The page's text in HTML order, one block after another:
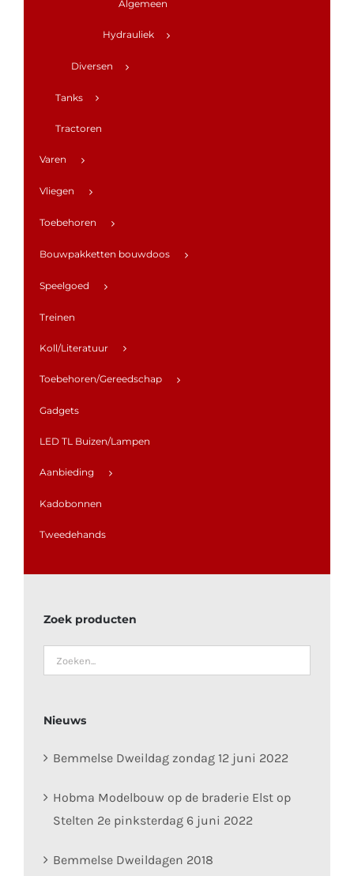
Algemeen
Hydrauliek
Diversen
Tanks
Tractoren
Varen
Vliegen
Toebehoren
Bouwpakketten bouwdoos
Speelgoed
Treinen
Koll/Literatuur
Toebehoren/Gereedschap
Gadgets
LED TL Buizen/Lampen
Aanbieding
Kadobonnen
Tweedehands
Zoek producten
Nieuws
Bemmelse Dweildag zondag 12 juni 2022
Hobma Modelbouw op de braderie Elst op
Stelten 2e pinksterdag 6 juni 2022
Bemmelse Dweildagen 2018